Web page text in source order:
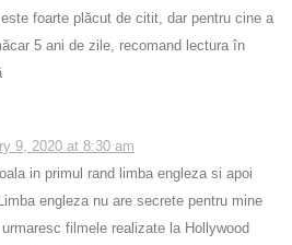
foarte plăcut de citit, dar pentru cine a
5 ani de zile, recomand lectura în
9, 2020 at 8:30 am
in primul rand limba engleza si apoi
engleza nu are secrete pentru mine
filmele realizate la Hollywood